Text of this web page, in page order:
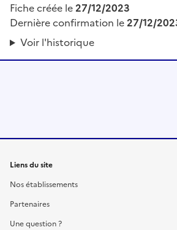
Fiche créée le27/12/2023
Dernière confirmation le27/12/
Voir l'historique
Liens du site
Nos établissements
Partenaires
Une question ?